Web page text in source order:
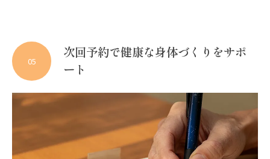
次回予約で健康な身体づくりをサポ
ート
05